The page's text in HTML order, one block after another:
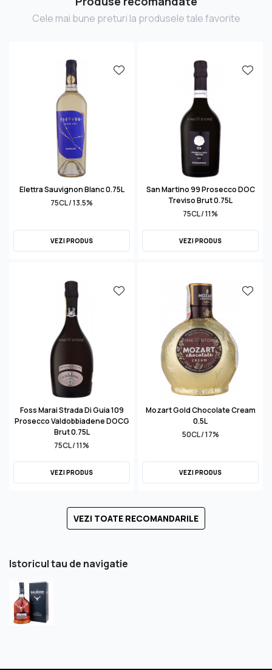
Cele mai bune preturi la produsele tale favorite
Elettra Sauvignon Blanc 0.75L
75CL / 13.5%
VEZI PRODUS
San Martino 99 Prosecco DOC
Treviso Brut 0.75L
75CL / 11%
VEZI PRODUS
Foss Marai Strada Di Guia 109
Prosecco Valdobbiadene DOCG
Brut 0.75L
75CL / 11%
VEZI PRODUS
Mozart Gold Chocolate Cream
0.5L
50CL / 17%
VEZI PRODUS
VEZI TOATE RECOMANDARILE
Istoricul tau de navigatie